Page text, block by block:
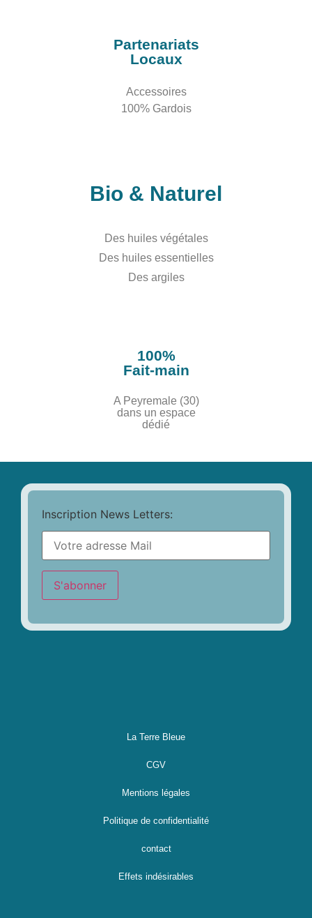
Partenariats
Locaux
Accessoires
100% Gardois
Bio & Naturel
Des huiles végétales
Des huiles essentielles
Des argiles
100%
Fait-main
A Peyremale (30)
dans un espace
dédié
Inscription News Letters:
La Terre Bleue
CGV
Mentions légales
Politique de confidentialité
contact
Effets indésirables